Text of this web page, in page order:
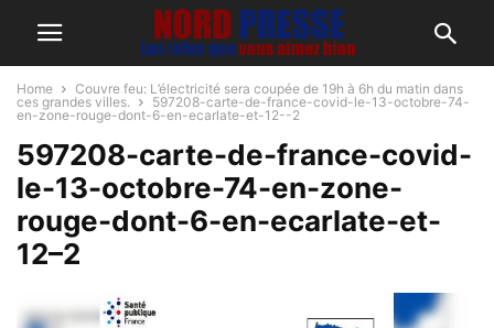
Home
Couvre feu: L’électricité sera coupée de 19h à 6h du matin dans
ces grandes villes.
597208-carte-de-france-covid-le-13-octobre-74-
en-zone-rouge-dont-6-en-ecarlate-et-12--2
597208-carte-de-france-covid-
le-13-octobre-74-en-zone-
rouge-dont-6-en-ecarlate-et-
12–2